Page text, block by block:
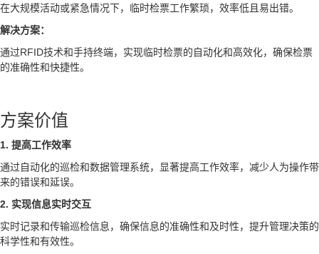
在大规模活动或紧急情况下，临时检票工作繁琐，效率低且易出错。
解决方案：
通过RFID技术和手持终端，实现临时检票的自动化和高效化，确保检票
的准确性和快捷性。
方案价值
1. 提高工作效率
通过自动化的巡检和数据管理系统，显著提高工作效率，减少人为操作带
来的错误和延误。
2. 实现信息实时交互
实时记录和传输巡检信息，确保信息的准确性和及时性，提升管理决策的
科学性和有效性。